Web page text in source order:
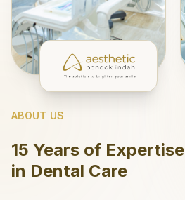
ABOUT US
15 Years of Expertise
in Dental Care